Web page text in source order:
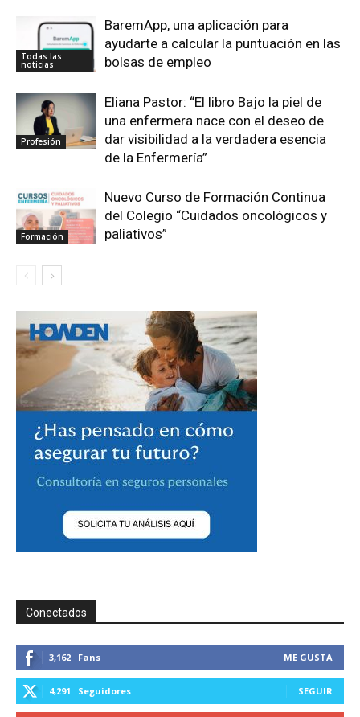
Todas las
noticias
BaremApp, una aplicación para
ayudarte a calcular la puntuación en las
bolsas de empleo
Profesión
Eliana Pastor: “El libro Bajo la piel de
una enfermera nace con el deseo de
dar visibilidad a la verdadera esencia
de la Enfermería”
Formación
Nuevo Curso de Formación Continua
del Colegio “Cuidados oncológicos y
paliativos”
Conectados
3,162 Fans ME GUSTA
4,291 Seguidores SEGUIR